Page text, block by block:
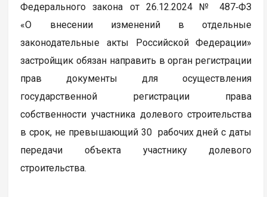
Федерального закона от 26.12.2024 № 487‑ФЗ
«О внесении изменений в отдельные
законодательные акты Российской Федерации»
застройщик обязан направить в орган регистрации
прав документы для осуществления
государственной регистрации права
собственности участника долевого строительства
в срок, не превышающий 30 рабочих дней с даты
передачи объекта участнику долевого
строительства.